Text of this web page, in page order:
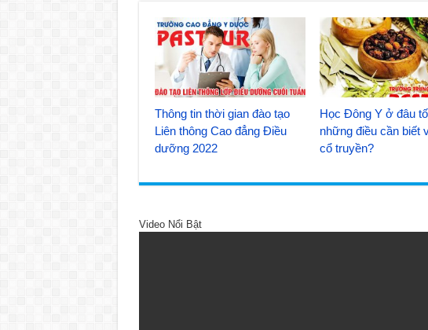
Thông tin thời gian đào tạo
Liên thông Cao đẳng Điều
dưỡng 2022
Học Đông Y ở đâu
những điều cần biết
cổ truyền?
Video Nổi Bật